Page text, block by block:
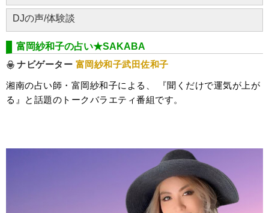
DJの声/体験談
富岡紗和子の占い★SAKABA
ナビゲーター 富岡紗和子武田佐和子
湘南の占い師・富岡紗和子による、 『聞くだけで運気が上が
る』と話題のトークバラエティ番組です。